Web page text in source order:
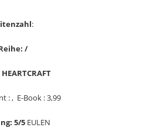
:
/
: , E-Book : 3,99
5/5EULEN